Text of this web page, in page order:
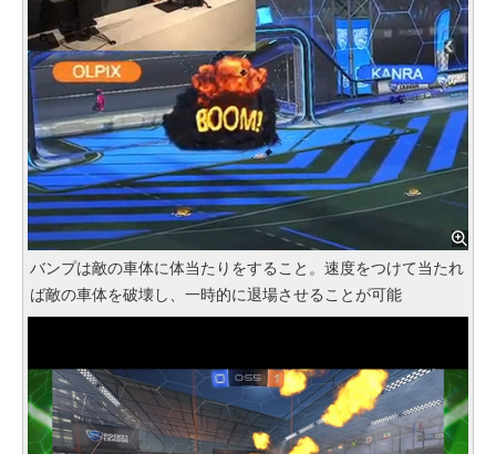
バンプは敵の車体に体当たりをすること。速度をつけて当たれ
ば敵の車体を破壊し、一時的に退場させることが可能